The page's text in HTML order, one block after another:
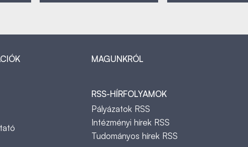
MAGUNKRÓL
RSS-HÍRFOLYAMOK
Pályázatok RSS
Intézményi hírek RSS
Tudományos hírek RSS